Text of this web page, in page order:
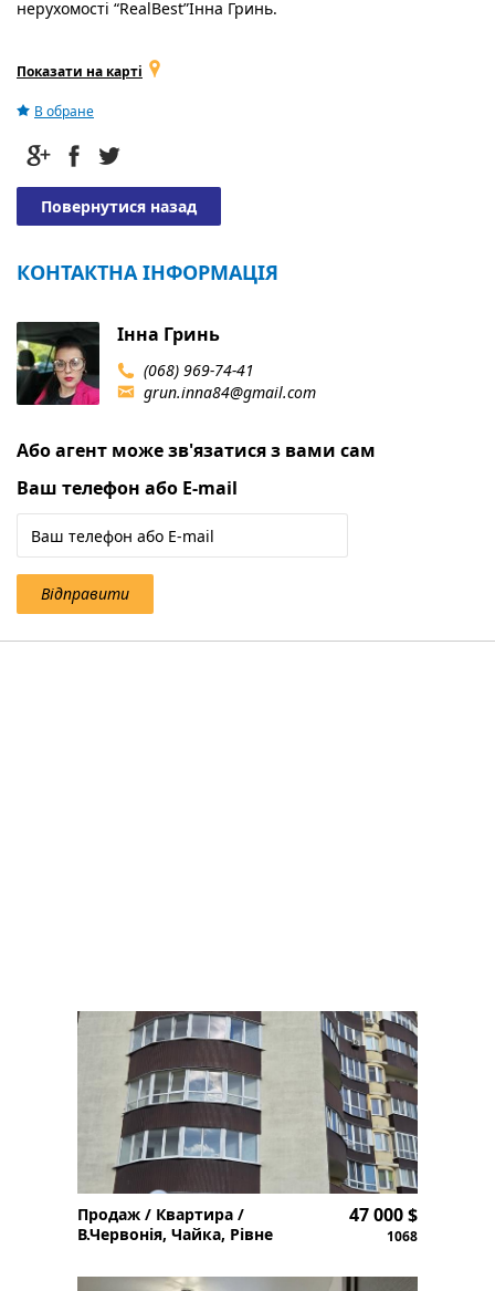
нерухомості “RealBest”Інна Гринь.
Показати на карті
В обране
Повернутися назад
КОНТАКТНА ІНФОРМАЦІЯ
Інна Гринь
(068) 969-74-41
grun.inna84@gmail.com
Або агент може зв'язатися з вами сам
Ваш телефон або E-mail
Відправити
Продаж / Квартира /
В.Червонія, Чайка, Рівне
47 000 $
1068